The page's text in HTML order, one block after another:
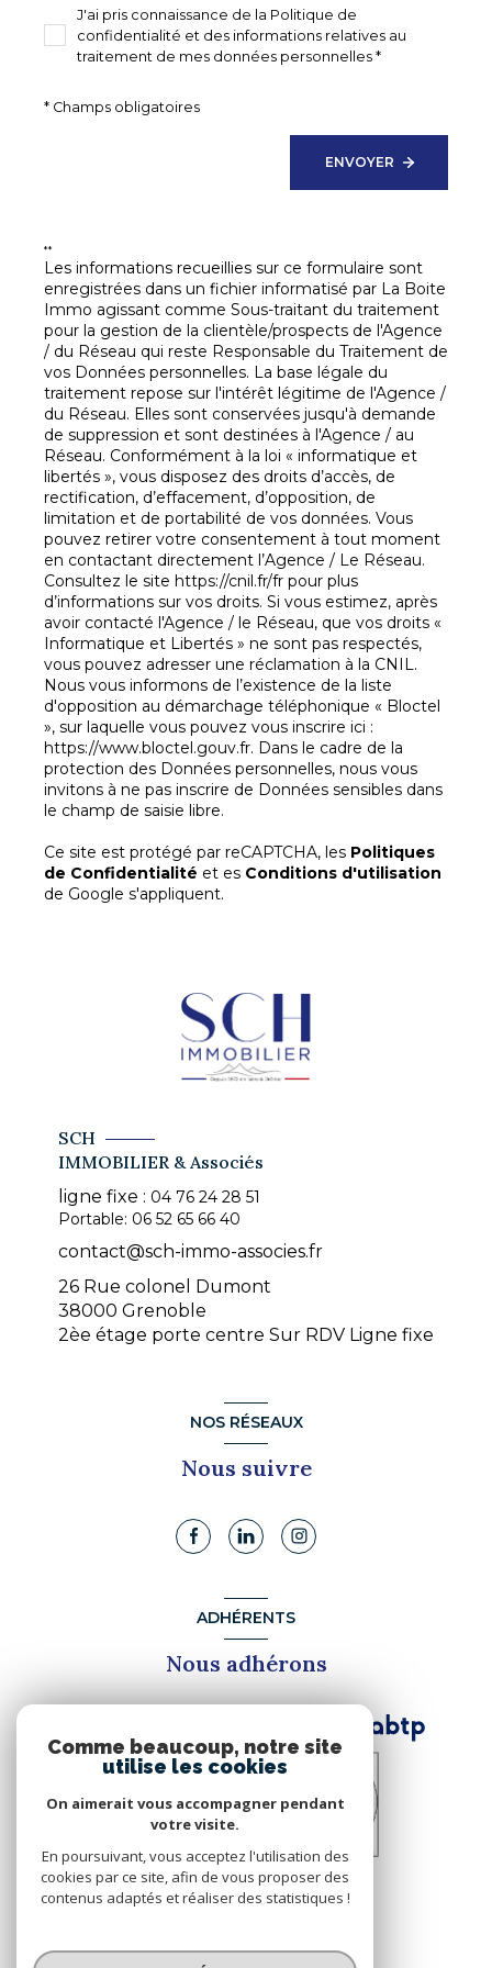
J'ai pris connaissance de la Politique de
confidentialité et des informations relatives au
traitement de mes données personnelles *
* Champs obligatoires
ENVOYER
**
Les informations recueillies sur ce formulaire sont
enregistrées dans un fichier informatisé par La Boite
Immo agissant comme Sous-traitant du traitement
pour la gestion de la clientèle/prospects de l'Agence
/ du Réseau qui reste Responsable du Traitement de
vos Données personnelles. La base légale du
traitement repose sur l'intérêt légitime de l'Agence /
du Réseau. Elles sont conservées jusqu'à demande
de suppression et sont destinées à l'Agence / au
Réseau. Conformément à la loi « informatique et
libertés », vous disposez des droits d’accès, de
rectification, d’effacement, d’opposition, de
limitation et de portabilité de vos données. Vous
pouvez retirer votre consentement à tout moment
en contactant directement l’Agence / Le Réseau.
Consultez le site https://cnil.fr/fr pour plus
d’informations sur vos droits. Si vous estimez, après
avoir contacté l'Agence / le Réseau, que vos droits «
Informatique et Libertés » ne sont pas respectés,
vous pouvez adresser une réclamation à la CNIL.
Nous vous informons de l’existence de la liste
d'opposition au démarchage téléphonique « Bloctel
», sur laquelle vous pouvez vous inscrire ici :
https://www.bloctel.gouv.fr. Dans le cadre de la
protection des Données personnelles, nous vous
invitons à ne pas inscrire de Données sensibles dans
le champ de saisie libre.
Ce site est protégé par reCAPTCHA, les Politiques
de Confidentialité et es Conditions d'utilisation
de Google s'appliquent.
SCH
IMMOBILIER & Associés
ligne fixe : 04 76 24 28 51
Portable: 06 52 65 66 40
contact@sch-immo-associes.fr
26 Rue colonel Dumont
38000 Grenoble
2èe étage porte centre Sur RDV Ligne fixe
NOS RÉSEAUX
Nous suivre
ADHÉRENTS
Nous adhérons
© 2026 | Tous droits réservés
Comme beaucoup, notre site
utilise les cookies
On aimerait vous accompagner pendant
votre visite.
En poursuivant, vous acceptez l'utilisation des
cookies par ce site, afin de vous proposer des
contenus adaptés et réaliser des statistiques !